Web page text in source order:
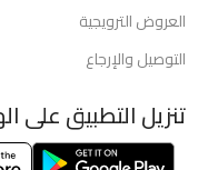
العروض الترويجية
التوصيل والإرجاع
تنزيل التطبيق على